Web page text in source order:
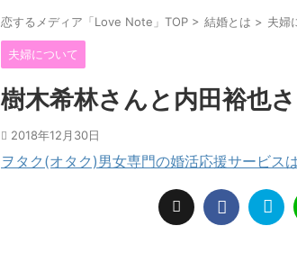
恋するメディア「Love Note」TOP > 結婚とは > 夫婦
夫婦について
樹木希林さんと内田裕也
2018年12月30日
ヲタク(オタク)男女専門の婚活応援サービス